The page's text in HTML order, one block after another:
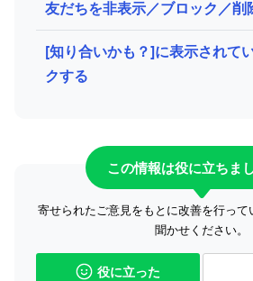
友だちを非表示／ブロック／削
[知り合いかも？]に表示されて
クする
この情報は役に立ちま
寄せられたご意見をもとに改善を行っ
聞かせください。
役に立った